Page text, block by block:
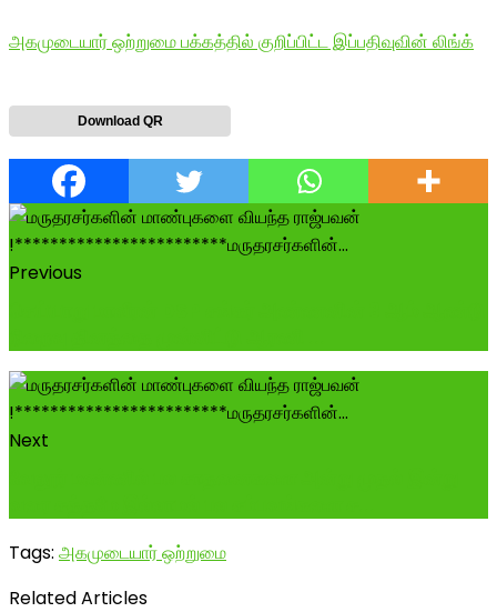
அகமுடையார் ஒற்றுமை பக்கத்தில் குறிப்பிட்ட இப்பதிவுவின் லிங்க்
Download QR
Previous
Next
Tags: அகமுடையார் ஒற்றுமை
Related Articles